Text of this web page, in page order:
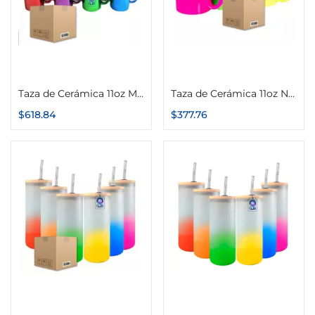
Taza de Cerámica 11oz Metálica – Espejo Caja con 12 piezas
$618.84
Taza de Cerámica 11oz Neón Caja con 12 piezas
$377.76